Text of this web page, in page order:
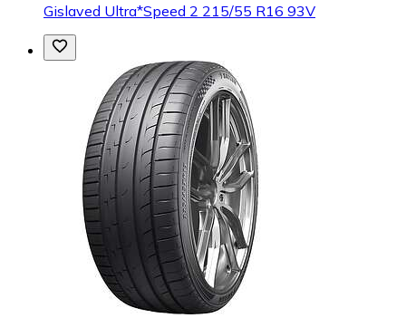
Gislaved Ultra*Speed 2 215/55 R16 93V